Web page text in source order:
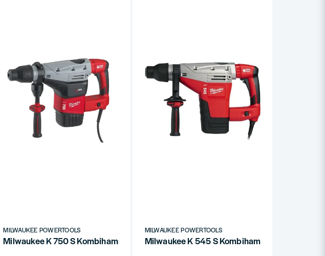
MILWAUKEE POWERTOOLS
Milwaukee K 750 S Kombihammare SDS-MAX 11,9 Joule
MILWAUKEE POWERTOOLS
Milwaukee K 545 S Kombihammare Kango